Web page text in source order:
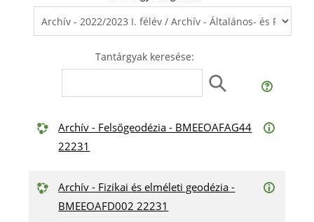
Tantárgyak keresése:
Archív - Felsőgeodézia - BMEEOAFAG44
22231
Archív - Fizikai és elméleti geodézia -
BMEEOAFD002 22231